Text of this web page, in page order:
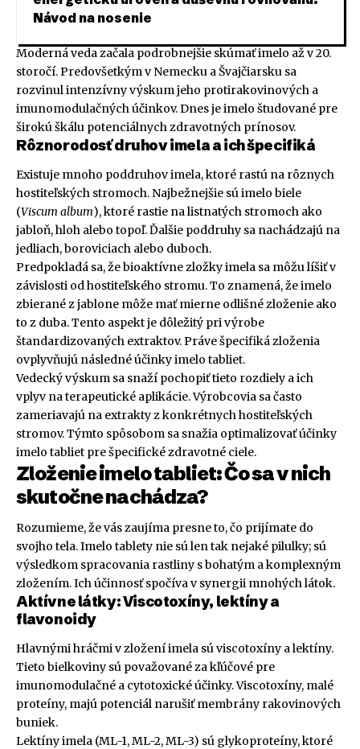
Návod na nosenie
Moderná veda začala podrobnejšie skúmať imelo až v 20.
storočí. Predovšetkým v Nemecku a Švajčiarsku sa
rozvinul intenzívny výskum jeho protirakovinových a
imunomodulačných účinkov. Dnes je imelo študované pre
širokú škálu potenciálnych zdravotných prínosov.
Rôznorodosť druhov imela a ich špecifiká
Existuje mnoho poddruhov imela, ktoré rastú na rôznych
hostiteľských stromoch. Najbežnejšie sú imelo biele
(Viscum album), ktoré rastie na listnatých stromoch ako
jabloň, hloh alebo topoľ. Ďalšie poddruhy sa nachádzajú na
jedliach, boroviciach alebo duboch.
Predpokladá sa, že bioaktívne zložky imela sa môžu líšiť v
závislosti od hostiteľského stromu. To znamená, že imelo
zbierané z jablone môže mať mierne odlišné zloženie ako
to z duba. Tento aspekt je dôležitý pri výrobe
štandardizovaných extraktov. Práve špecifiká zloženia
ovplyvňujú následné účinky imelo tabliet.
Vedecký výskum sa snaží pochopiť tieto rozdiely a ich
vplyv na terapeutické aplikácie. Výrobcovia sa často
zameriavajú na extrakty z konkrétnych hostiteľských
stromov. Týmto spôsobom sa snažia optimalizovať účinky
imelo tabliet pre špecifické zdravotné ciele.
Zloženie imelo tabliet: Čo sa v nich
skutočne nachádza?
Rozumieme, že vás zaujíma presne to, čo prijímate do
svojho tela. Imelo tablety nie sú len tak nejaké pilulky; sú
výsledkom spracovania rastliny s bohatým a komplexným
zložením. Ich účinnosť spočíva v synergii mnohých látok.
Aktívne látky: Viscotoxíny, lektíny a
flavonoidy
Hlavnými hráčmi v zložení imela sú viscotoxíny a lektíny.
Tieto bielkoviny sú považované za kľúčové pre
imunomodulačné a cytotoxické účinky. Viscotoxíny, malé
proteíny, majú potenciál narušiť membrány rakovinových
buniek.
Lektíny imela (ML-1, ML-2, ML-3) sú glykoproteíny, ktoré